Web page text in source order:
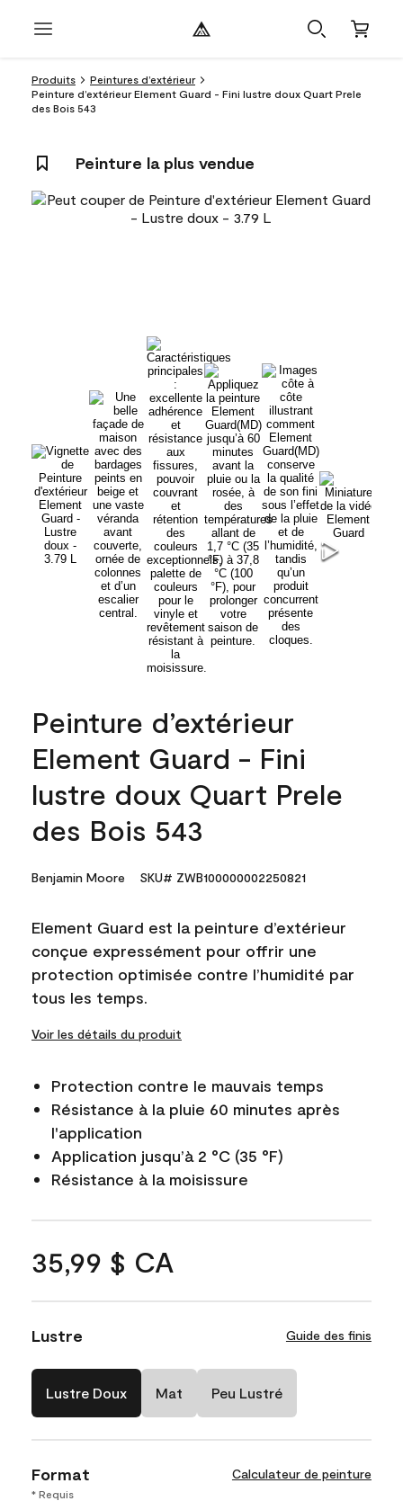
Produits
Peintures d’extérieur
Peinture d’extérieur Element Guard - Fini lustre doux Quart Prele
des Bois 543
Peinture la plus vendue
Peinture d’extérieur
Element Guard - Fini
lustre doux Quart Prele
des Bois 543
Benjamin Moore SKU# ZWB100000002250821
Element Guard est la peinture d’extérieur
conçue expressément pour offrir une
protection optimisée contre l’humidité par
tous les temps.
Voir les détails du produit
Protection contre le mauvais temps
Résistance à la pluie 60 minutes après
l'application
Application jusqu’à 2 °C (35 °F)
Résistance à la moisissure
35,99 $ CA
Lustre Guide des finis
Lustre Doux Mat Peu Lustré
Format Calculateur de peinture
* Requis